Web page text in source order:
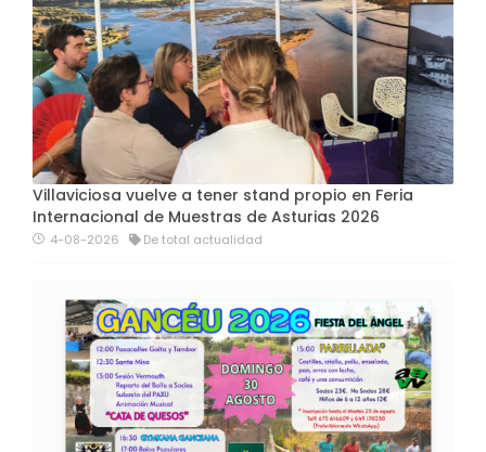
Villaviciosa vuelve a tener stand propio en Feria
Internacional de Muestras de Asturias 2026
4-08-2026 De total actualidad